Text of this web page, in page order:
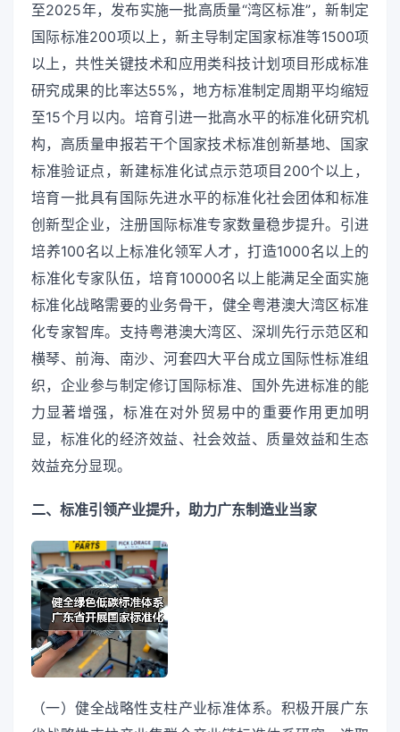
至2025年，发布实施一批高质量“湾区标准”，新制定
国际标准200项以上，新主导制定国家标准等1500项
以上，共性关键技术和应用类科技计划项目形成标准
研究成果的比率达55%，地方标准制定周期平均缩短
至15个月以内。培育引进一批高水平的标准化研究机
构，高质量申报若干个国家技术标准创新基地、国家
标准验证点，新建标准化试点示范项目200个以上，
培育一批具有国际先进水平的标准化社会团体和标准
创新型企业，注册国际标准专家数量稳步提升。引进
培养100名以上标准化领军人才，打造1000名以上的
标准化专家队伍，培育10000名以上能满足全面实施
标准化战略需要的业务骨干，健全粤港澳大湾区标准
化专家智库。支持粤港澳大湾区、深圳先行示范区和
横琴、前海、南沙、河套四大平台成立国际性标准组
织，企业参与制定修订国际标准、国外先进标准的能
力显著增强，标准在对外贸易中的重要作用更加明
显，标准化的经济效益、社会效益、质量效益和生态
效益充分显现。
二、标准引领产业提升，助力广东制造业当家
（一）健全战略性支柱产业标准体系。积极开展广东